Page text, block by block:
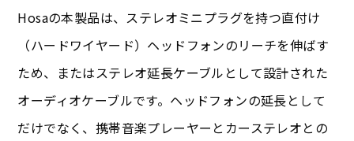
Hosaの本製品は、ステレオミニプラグを持つ直付け
（ハードワイヤード）ヘッドフォンのリーチを伸ばす
ため、またはステレオ延長ケーブルとして設計された
オーディオケーブルです。ヘッドフォンの延長として
だけでなく、携帯音楽プレーヤーとカーステレオとの